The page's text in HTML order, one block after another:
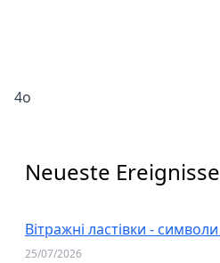
4o
Neueste Ereignisse
Вітражні ластівки - символи
25/07/2026